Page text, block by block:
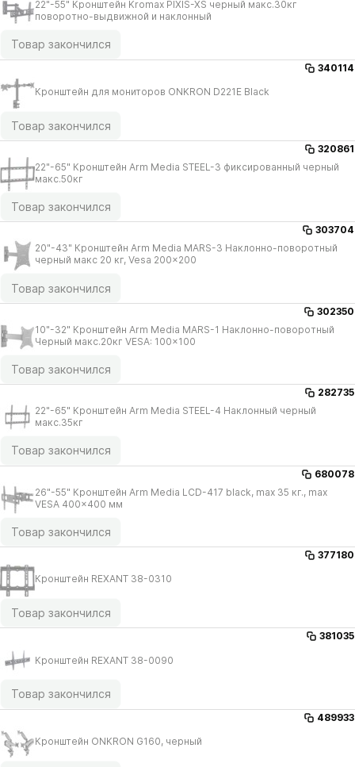
22"-55" Кронштейн Kromax PIXIS-XS черный макс.30кг
поворотно-выдвижной и наклонный
Товар закончился
340114
Кронштейн для мониторов ONKRON D221E Black
Товар закончился
320861
22"-65" Кронштейн Arm Media STEEL-3 фиксированный черный
макс.50кг
Товар закончился
303704
20"-43" Кронштейн Arm Media MARS-3 Наклонно-поворотный
черный макс 20 кг, Vesa 200x200
Товар закончился
302350
10"-32" Кронштейн Arm Media MARS-1 Наклонно-поворотный
Черный макс.20кг VESA: 100x100
Товар закончился
282735
22"-65" Кронштейн Arm Media STEEL-4 Наклонный черный
макс.35кг
Товар закончился
680078
26"-55" Кронштейн Arm Media LCD-417 black, max 35 кг., max
VESA 400x400 мм
Товар закончился
377180
Кронштейн REXANT 38-0310
Товар закончился
381035
Кронштейн REXANT 38-0090
Товар закончился
489933
Кронштейн ONKRON G160, черный